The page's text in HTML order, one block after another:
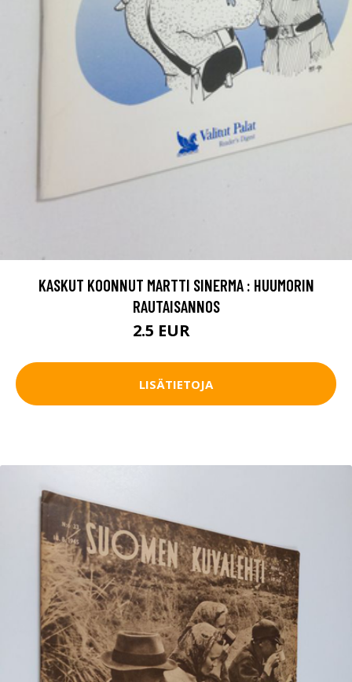
KASKUT KOONNUT MARTTI SINERMA : HUUMORIN
RAUTAISANNOS
2.5 EUR
LISÄTIETOJA